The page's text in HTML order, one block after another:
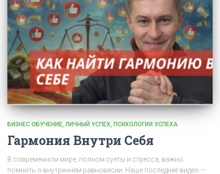
БИЗНЕС ОБУЧЕНИЕ ЛИЧНЫЙ УСПЕХ ПСИХОЛОГИЯ УСПЕХА
Гармония Внутри Себя
В современном мире, полном суеты и стресса, важно
помнить о внутреннем равновесии. Наше последнее видео —